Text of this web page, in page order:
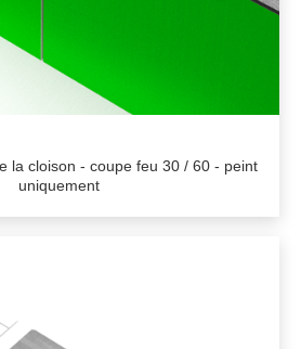
la cloison - coupe feu 30 / 60 - peint
uniquement